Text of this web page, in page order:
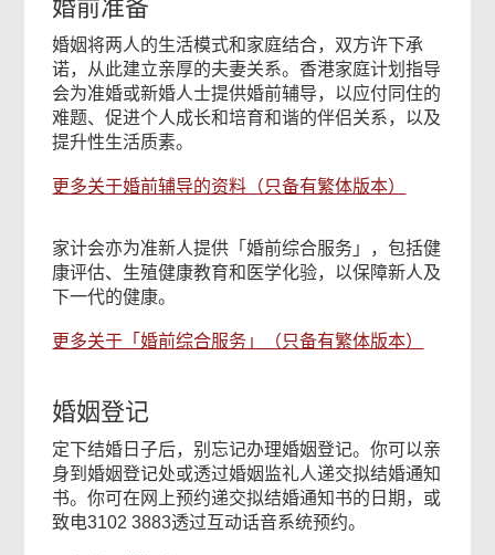
婚前准备
婚姻将两人的生活模式和家庭结合，双方许下承
诺，从此建立亲厚的夫妻关系。香港家庭计划指导
会为准婚或新婚人士提供婚前辅导，以应付同住的
难题、促进个人成长和培育和谐的伴侣关系，以及
提升性生活质素。
更多关于婚前辅导的资料（只备有繁体版本）
家计会亦为准新人提供「婚前综合服务」，包括健
康评估、生殖健康教育和医学化验，以保障新人及
下一代的健康。
更多关于「婚前综合服务」（只备有繁体版本）
婚姻登记
定下结婚日子后，别忘记办理婚姻登记。你可以亲
身到婚姻登记处或透过婚姻监礼人递交拟结婚通知
书。你可在网上预约递交拟结婚通知书的日期，或
致电3102 3883透过互动话音系统预约。